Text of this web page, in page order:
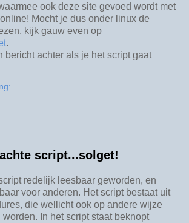
ook deze site gevoed wordt met
Mocht je dus onder linux de
kijk gauw even op
.
bericht achter als je het script gaat
script...solget!
redelijk leesbaar geworden, en
voor anderen. Het script bestaat uit
die wellicht ook op andere wijze
In het script staat beknopt